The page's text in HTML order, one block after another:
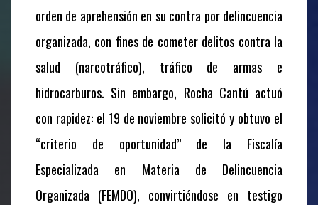
orden de aprehensión en su contra por delincuencia
organizada, con fines de cometer delitos contra la
salud (narcotráfico), tráfico de armas e
hidrocarburos. Sin embargo, Rocha Cantú actuó
con rapidez: el 19 de noviembre solicitó y obtuvo el
“criterio de oportunidad” de la Fiscalía
Especializada en Materia de Delincuencia
Organizada (FEMDO), convirtiéndose en testigo